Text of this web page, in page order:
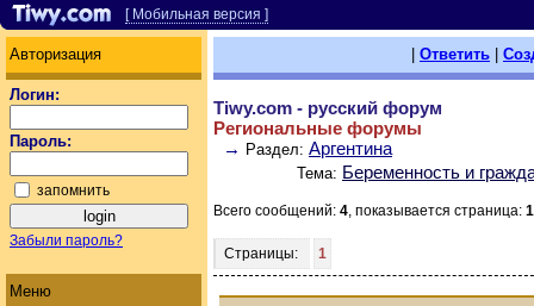
[ Мобильная версия ]
Авторизация
Логин:
Пароль:
запомнить
Забыли пароль?
Меню
Ответить
Tiwy.com - русский форум
Региональные форумы
→ Раздел: Аргентина
Тема: Беременность и
Всего сообщений: 4, показывается страница: 1
Страницы: 1